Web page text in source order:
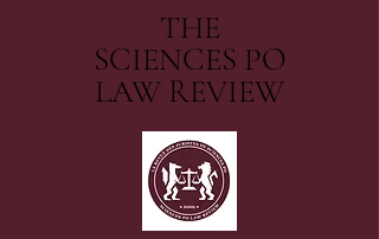
THE
SCIENCES PO
LAW REVIEW